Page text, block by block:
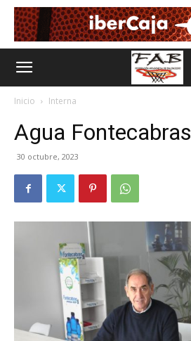
Inicio Interna
Agua Fontecabras
30 octubre, 2023